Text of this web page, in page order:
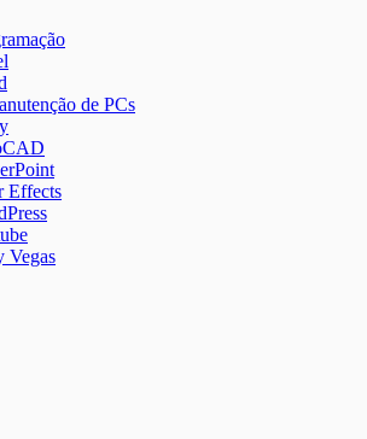
de PCs
Effects
Vegas